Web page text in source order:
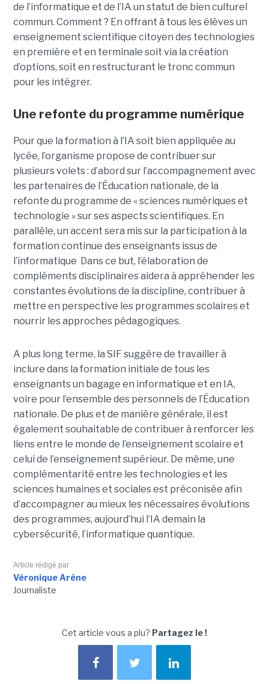
de l’informatique et de l’IA un statut de bien culturel
commun. Comment ? En offrant à tous les élèves un
enseignement scientifique citoyen des technologies
en première et en terminale soit via la création
d’options, soit en restructurant le tronc commun
pour les intégrer.
Une refonte du programme numérique
Pour que la formation à l’IA soit bien appliquée au
lycée, l’organisme propose de contribuer sur
plusieurs volets : d’abord sur l’accompagnement avec
les partenaires de l’Éducation nationale, de la
refonte du programme de « sciences numériques et
technologie » sur ses aspects scientifiques. En
parallèle, un accent sera mis sur la participation à la
formation continue des enseignants issus de
l’informatique Dans ce but, l’élaboration de
compléments disciplinaires aidera à appréhender les
constantes évolutions de la discipline, contribuer à
mettre en perspective les programmes scolaires et
nourrir les approches pédagogiques.
A plus long terme, la SIF suggère de travailler à
inclure dans la formation initiale de tous les
enseignants un bagage en informatique et en IA,
voire pour l’ensemble des personnels de l’Éducation
nationale. De plus et de manière générale, il est
également souhaitable de contribuer à renforcer les
liens entre le monde de l’enseignement scolaire et
celui de l’enseignement supérieur. De même, une
complémentarité entre les technologies et les
sciences humaines et sociales est préconisée afin
d’accompagner au mieux les nécessaires évolutions
des programmes, aujourd’hui l’IA demain la
cybersécurité, l’informatique quantique.
Article rédigé par
Véronique Arène
Journaliste
Cet article vous a plu? Partagez le !